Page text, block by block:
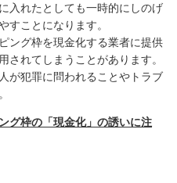
入れたとしても一時的にしのげ
すことになります。
ング枠を現金化する業者に提供
されてしまうことがあります。
が犯罪に問われることやトラブ
す。
グ枠の「現金化」の誘いに注